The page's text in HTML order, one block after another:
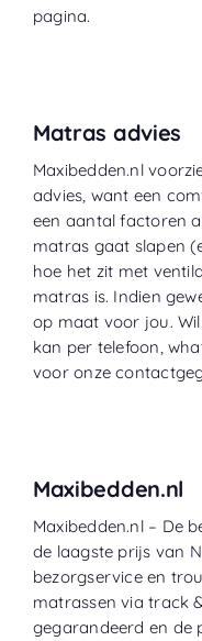
pagina.
Matras advies
Maxibedden.nl
advies, want een
een aantal factoren
matras gaat slapen
hoe het zit met
matras is. Indien
op maat voor jou.
kan per telefoon,
voor onze
Maxibedden.nl
Maxibedden.nl – De
de laagste prijs van
bezorgservice en
matrassen via track
gegarandeerd en de